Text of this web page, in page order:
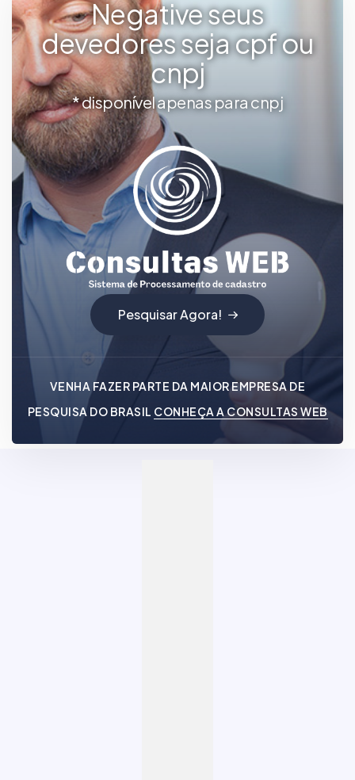
Negative seus
devedores seja cpf ou
cnpj
* disponível apenas para cnpj
Pesquisar Agora!
VENHA FAZER PARTE DA MAIOR EMPRESA DE
PESQUISA DO BRASIL CONHEÇA A CONSULTAS WEB